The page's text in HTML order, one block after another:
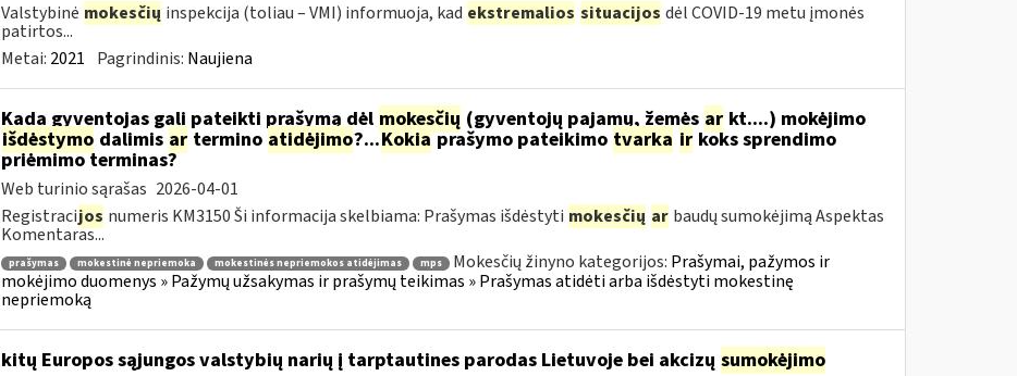
Valstybinė mokesčių inspekcija (toliau – VMI) informuoja, kad ekstremalios situacijos dėl COVID-19 metu įmonės
patirtos...
Metai: 2021 Pagrindinis: Naujiena
Kada gyventojas gali pateikti prašymą dėl mokesčių (gyventojų pajamų, žemės arkt....) mokėjimo
išdėstymo dalimis artermino atidėjimo?...Kokiaprašymo pateikimo tvarka irkoks sprendimo
priėmimo terminas?
Web turinio sąrašas 2026-04-01
Registracijos numeris KM3150 Ši informacija skelbiama: Prašymas išdėstyti mokesčių ar baudų sumokėjimą Aspektas
Komentaras...
prašymas mokestinė nepriemoka mokestinės nepriemokos atidėjimas mps Mokesčių žinyno kategorijos: Prašymai, pažymos ir
mokėjimo duomenys » Pažymų užsakymas ir prašymų teikimas » Prašymas atidėti arba išdėstyti mokestinę
nepriemoką
kitų Europos sąjungos valstybių narių į tarptautines parodas Lietuvoje bei akcizų sumokėjimo